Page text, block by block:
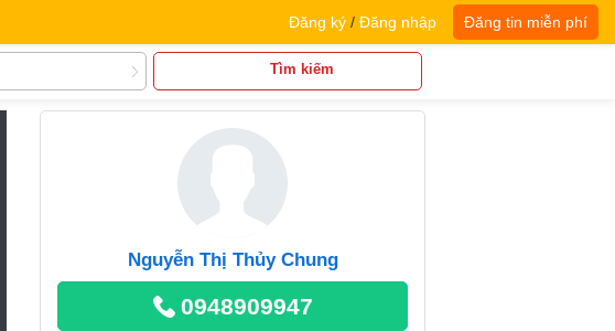
Đăng ký / Đăng nhập Đăng tin miễn phí
Tìm kiếm
Nguyễn Thị Thủy Chung
0948909947